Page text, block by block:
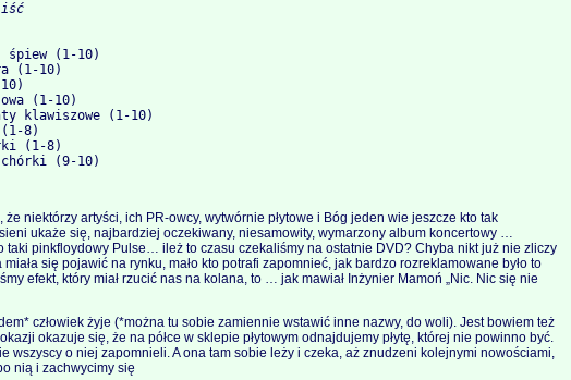
iść
śpiew (1-10)
(1-10)
(1-10)
klawiszowe (1-10)
(1-8)
(1-8)
że niektórzy artyści, ich PR-owcy, wytwórnie płytowe i Bóg jeden wie jeszcze kto tak
ukaże się, najbardziej oczekiwany, niesamowity, wymarzony album koncertowy …
taki pinkfloydowy Pulse… ileż to czasu czekaliśmy na ostatnie DVD? Chyba nikt już nie zliczy
miała się pojawić na rynku, mało kto potrafi zapomnieć, jak bardzo rozreklamowane było to
efekt, który miał rzucić nas na kolana, to … jak mawiał Inżynier Mamoń „Nic. Nic się nie
człowiek żyje (*można tu sobie zamiennie wstawić inne nazwy, do woli). Jest bowiem też
okazuje się, że na półce w sklepie płytowym odnajdujemy płytę, której nie powinno być.
wszyscy o niej zapomnieli. A ona tam sobie leży i czeka, aż znudzeni kolejnymi nowościami,
nią i zachwycimy się